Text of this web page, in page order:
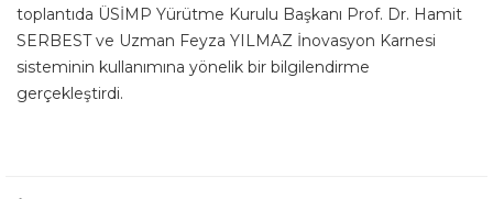
toplantıda ÜSİMP Yürütme Kurulu Başkanı Prof. Dr. Hamit
SERBEST ve Uzman Feyza YILMAZ İnovasyon Karnesi
sisteminin kullanımına yönelik bir bilgilendirme
gerçekleştirdi.